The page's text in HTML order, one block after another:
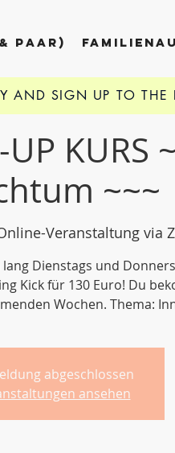
PAAR)
UP
~~~
Veranstaltung via
lang Dienstags und
Kick für 130 Euro! Du
Wochen. Thema:
abgeschlossen
ansehen
AND SIGN UP TO THE